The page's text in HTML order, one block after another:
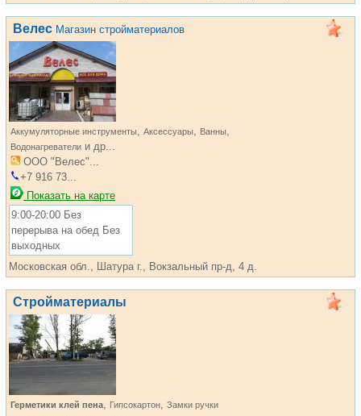
Велес Магазин стройматериалов
Аккумуляторные инструменты, Аксессуары, Ванны,
Водонагреватели и др...
ООО "Велес"...
+7 916 73...
Показать на карте
9:00-20:00 Без
перерыва на обед Без
выходных
Московская обл., Шатура г., Вокзальный пр-д, 4 д.
Стройматериалы
Герметики клей пена, Гипсокартон, Замки ручки